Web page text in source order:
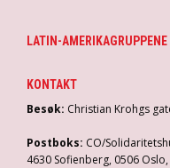
LATIN-AMERIKAGRUPPENE
KONTAKT
Besøk: Christian Krohgs
Postboks: CO/
4630 Sofienberg, 0506